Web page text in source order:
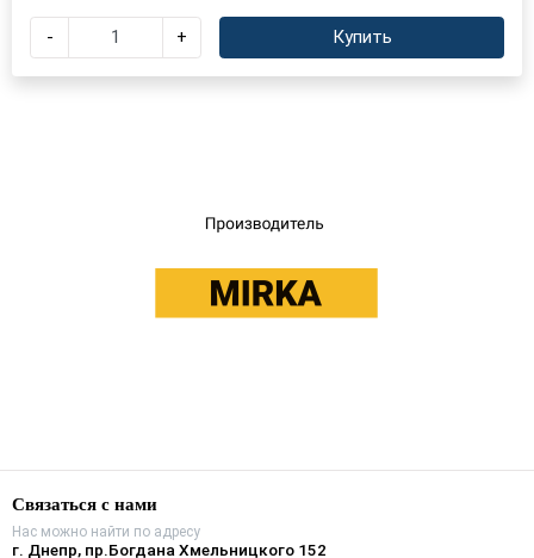
- + Купить
Связаться с нами
Нас можно найти по адресу
г. Днепр, пр.Богдана Хмельницкого 152